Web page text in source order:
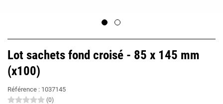
Lot sachets fond croisé - 85 x 145 mm
(x100)
Référence : 1037145
(0)